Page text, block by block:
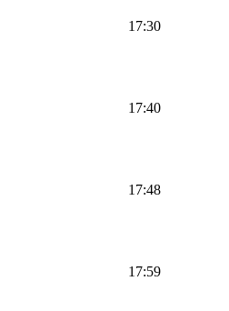
17:30
17:40
17:48
17:59